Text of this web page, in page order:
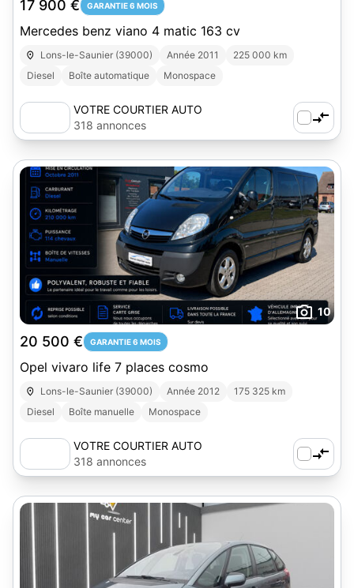
17 900 € GARANTIE 6 MOIS
Mercedes benz viano 4 matic 163 cv
Lons-le-Saunier (39000) Année 2011
225 000 km
Diesel
Boîte automatique Monospace
VOTRE COURTIER AUTO
318 annonces
10
20 500 € GARANTIE 6 MOIS
Opel vivaro life 7 places cosmo
Lons-le-Saunier (39000) Année 2012
175 325 km
Diesel
Boîte manuelle Monospace
VOTRE COURTIER AUTO
318 annonces